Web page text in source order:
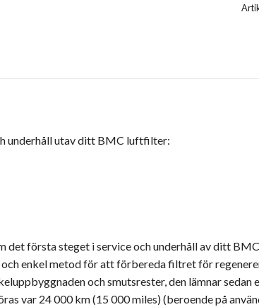
underhåll utav ditt BMC luftfilter:
det första steget i service och underhåll av ditt
enkel metod för att förbereda filtret för
och smutsrester, den lämnar
var 24 000 km (15 000 miles) (beroende på